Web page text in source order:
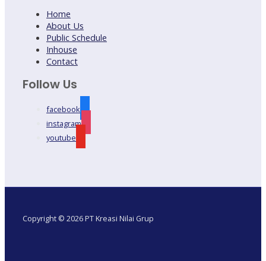
Home
About Us
Public Schedule
Inhouse
Contact
Follow Us
facebook
instagram
youtube
Copyright © 2026 PT Kreasi Nilai Grup